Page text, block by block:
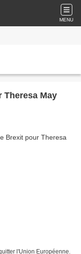
MENU
May
l'Union Européenne.